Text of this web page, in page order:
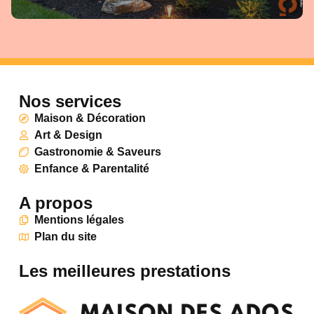
Nos services
Maison & Décoration
Art & Design
Gastronomie & Saveurs
Enfance & Parentalité
A propos
Mentions légales
Plan du site
Les meilleures prestations